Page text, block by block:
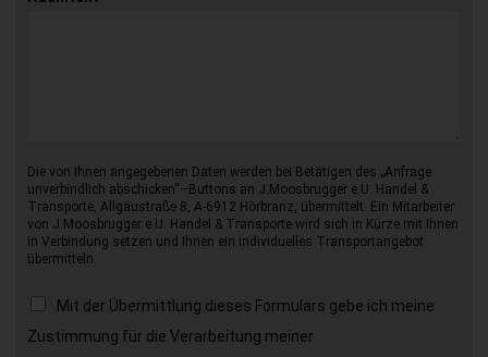
Die von Ihnen angegebenen Daten werden bei Betätigen des „Anfrage
unverbindlich abschicken“–Buttons an J.Moosbrugger e.U. Handel &
Transporte, Allgäustraße 8, A-6912 Hörbranz, übermittelt. Ein Mitarbeiter
von J.Moosbrugger e.U. Handel & Transporte wird sich in Kürze mit Ihnen
in Verbindung setzen und Ihnen ein individuelles Transportangebot
übermitteln.
Mit der Übermittlung dieses Formulars gebe ich meine
Zustimmung für die Verarbeitung meiner